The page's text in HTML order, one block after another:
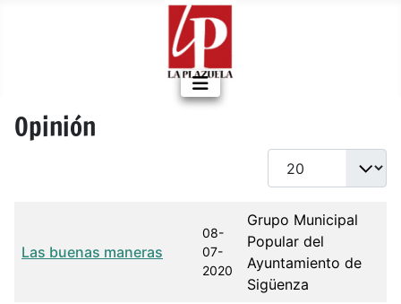
Opinión
Cantidad a mostrar
Autor
Las buenas maneras
08-
07-
2020
Grupo Municipal
Popular del
Ayuntamiento de
Sigüenza